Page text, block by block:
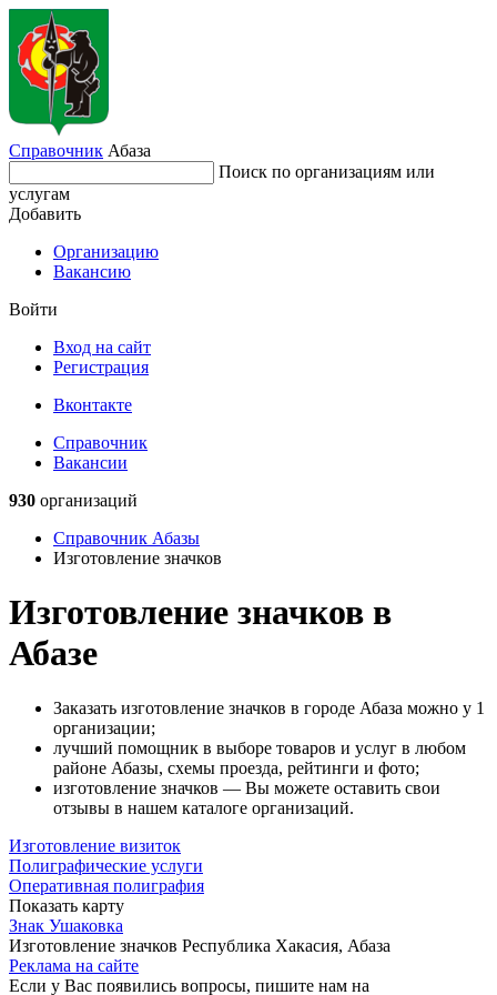
Справочник Абаза
Поиск по организациям или
услугам
Добавить
Организацию
Вакансию
Войти
Вход на сайт
Регистрация
Вконтакте
Справочник
Вакансии
930 организаций
Справочник Абазы
Изготовление значков
Изготовление значков в
Абазе
Заказать изготовление значков в городе Абаза можно у 1
организации;
лучший помощник в выборе товаров и услуг в любом
районе Абазы, схемы проезда, рейтинги и фото;
изготовление значков — Вы можете оставить свои
отзывы в нашем каталоге организаций.
Изготовление визиток
Полиграфические услуги
Оперативная полиграфия
Показать карту
Знак Ушаковка
Изготовление значков Республика Хакасия, Абаза
Реклама на сайте
Если у Вас появились вопросы, пишите нам на